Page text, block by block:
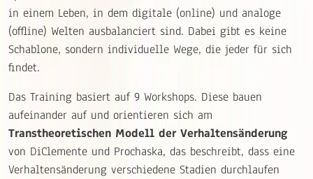
in einem Leben, in dem digitale (online) und analoge
(offline) Welten ausbalanciert sind. Dabei gibt es keine
Schablone, sondern individuelle Wege, die jeder für sich
findet.
Das Training basiert auf 9 Workshops. Diese bauen
aufeinander auf und orientieren sich am
Transtheoretischen Modell der Verhaltensänderung
von DiClemente und Prochaska, das beschreibt, dass eine
Verhaltensänderung verschiedene Stadien durchlaufen